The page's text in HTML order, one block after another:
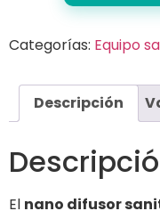
Categorías: Equipo
Descripción
El nano difusor